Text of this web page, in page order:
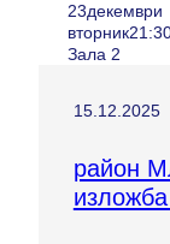
23декември
вторник
Зала 2
15.12.2025
район